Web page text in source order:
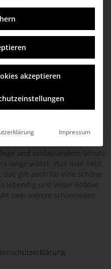
das “Muss” beim
Pflegetexturen,
schützenden Sprays,
dem Dilemma zwischen
für viele die liebste
die Tage werden länger
draußen […]
Colour Protection
und umfassendem Schutz
lange währt. Was man liebt,
gilt auch für eine schöne
lebendig und voller Reflexe
zwei extrem schonenden
akzeptieren
Impressum